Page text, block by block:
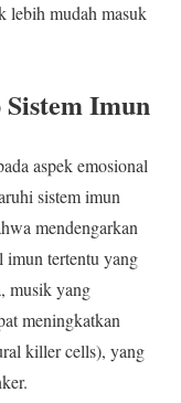
lebih mudah masuk
Imun
aspek emosional
sistem imun
mendengarkan
imun tertentu yang
musik yang
meningkatkan
killer cells), yang